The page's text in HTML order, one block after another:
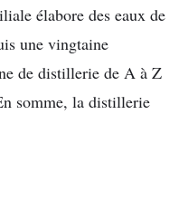
élabore des eaux de
une vingtaine
de distillerie de A à Z
somme, la distillerie